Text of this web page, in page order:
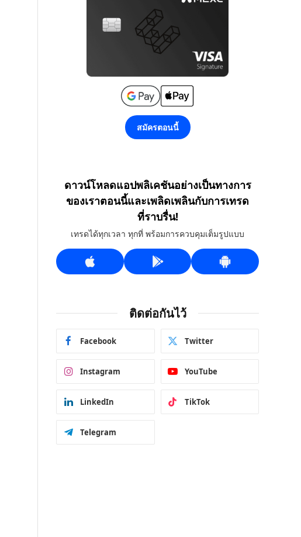
สมัครตอนนี้
ดาวน์โหลดแอปพลิเคชันอย่างเป็นทางการ
ของเราตอนนี้และเพลิดเพลินกับการเทรด
ที่ราบรื่น!
เทรดได้ทุกเวลา ทุกที่ พร้อมการควบคุมเต็มรูปแบบ
ติดต่อกันไว้
Facebook Twitter
Instagram YouTube
LinkedIn TikTok
Telegram